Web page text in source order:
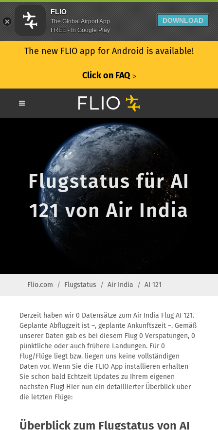
The new FLIO app for Android is available!
Click on FAQ ᐳ
Flugstatus für AI
121 von Air India
Flio.com Flugstatus Air India AI 121
Derzeit haben wir 0 Datensätze zum Air India Flug AI 121.
Geplante Abflugzeit ist –, geplante Ankunftszeit –. Gemäß
unserer Daten gab es bei diesem Flug 0 Verspätungen, 0
pünktliche oder auch frühere Landungen. Für 0
Flug/Flüge liegt bzw. liegen uns keine vollständigen
Daten vor. Wenn Sie die FLIO App installieren erhalten
Sie schon bald Echtzeit Updates zu Ihrem eigenen
nächsten Flug! Hier nun ein detaillierter Überblick über
die letzten Flüge:
Überblick zum Flugstatus von AI
FLIO
The Global Airport App
FREE - In Google Play
DOWNLOAD